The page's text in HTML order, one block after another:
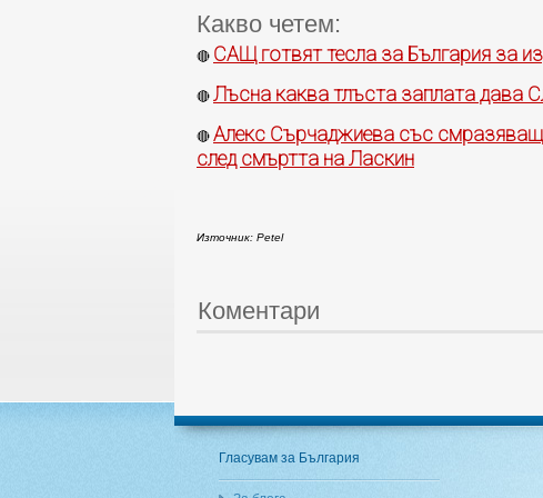
Какво четем:
🔴 САЩ готвят тесла за България за
🔴 Лъсна каква тлъста заплата дава
🔴 Алекс Сърчаджиева със
след смъртта на Ласкин
Източник: Petel
Коментари
Гласувам за България